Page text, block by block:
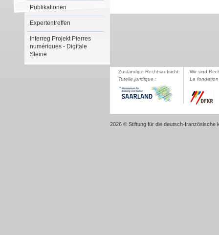
Publikationen
Expertentreffen
Interreg Projekt Pierres
numériques - Digitale
Steine
Zuständige Rechtsaufsicht:
Tutelle juridique :
Wir sind
La
2026 © Stiftung für die deutsch-französische